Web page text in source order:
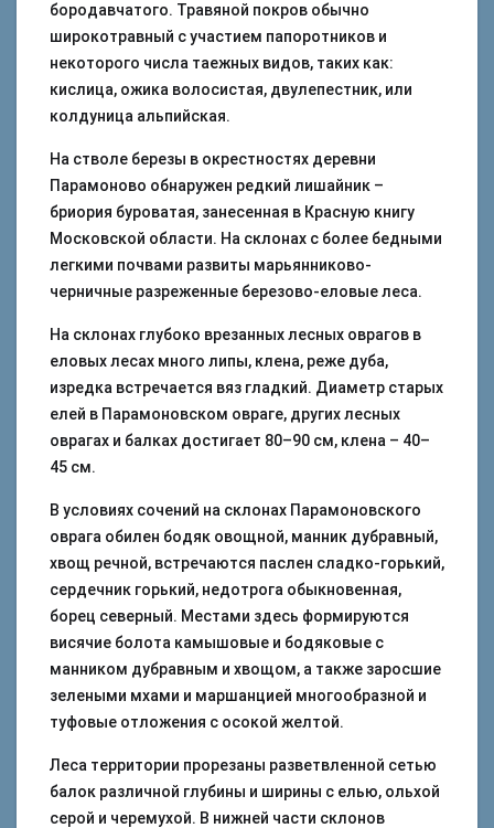
бородавчатого. Травяной покров обычно
широкотравный с участием папоротников и
некоторого числа таежных видов, таких как:
кислица, ожика волосистая, двулепестник, или
колдуница альпийская.
На стволе березы в окрестностях деревни
Парамоново обнаружен редкий лишайник –
бриория буроватая, занесенная в Красную книгу
Московской области. На склонах с более бедными
легкими почвами развиты марьянниково-
черничные разреженные березово-еловые леса.
На склонах глубоко врезанных лесных оврагов в
еловых лесах много липы, клена, реже дуба,
изредка встречается вяз гладкий. Диаметр старых
елей в Парамоновском овраге, других лесных
оврагах и балках достигает 80–90 см, клена – 40–
45 см.
В условиях сочений на склонах Парамоновского
оврага обилен бодяк овощной, манник дубравный,
хвощ речной, встречаются паслен сладко-горький,
сердечник горький, недотрога обыкновенная,
борец северный. Местами здесь формируются
висячие болота камышовые и бодяковые с
манником дубравным и хвощом, а также заросшие
зелеными мхами и маршанцией многообразной и
туфовые отложения с осокой желтой.
Леса территории прорезаны разветвленной сетью
балок различной глубины и ширины с елью, ольхой
серой и черемухой. В нижней части склонов